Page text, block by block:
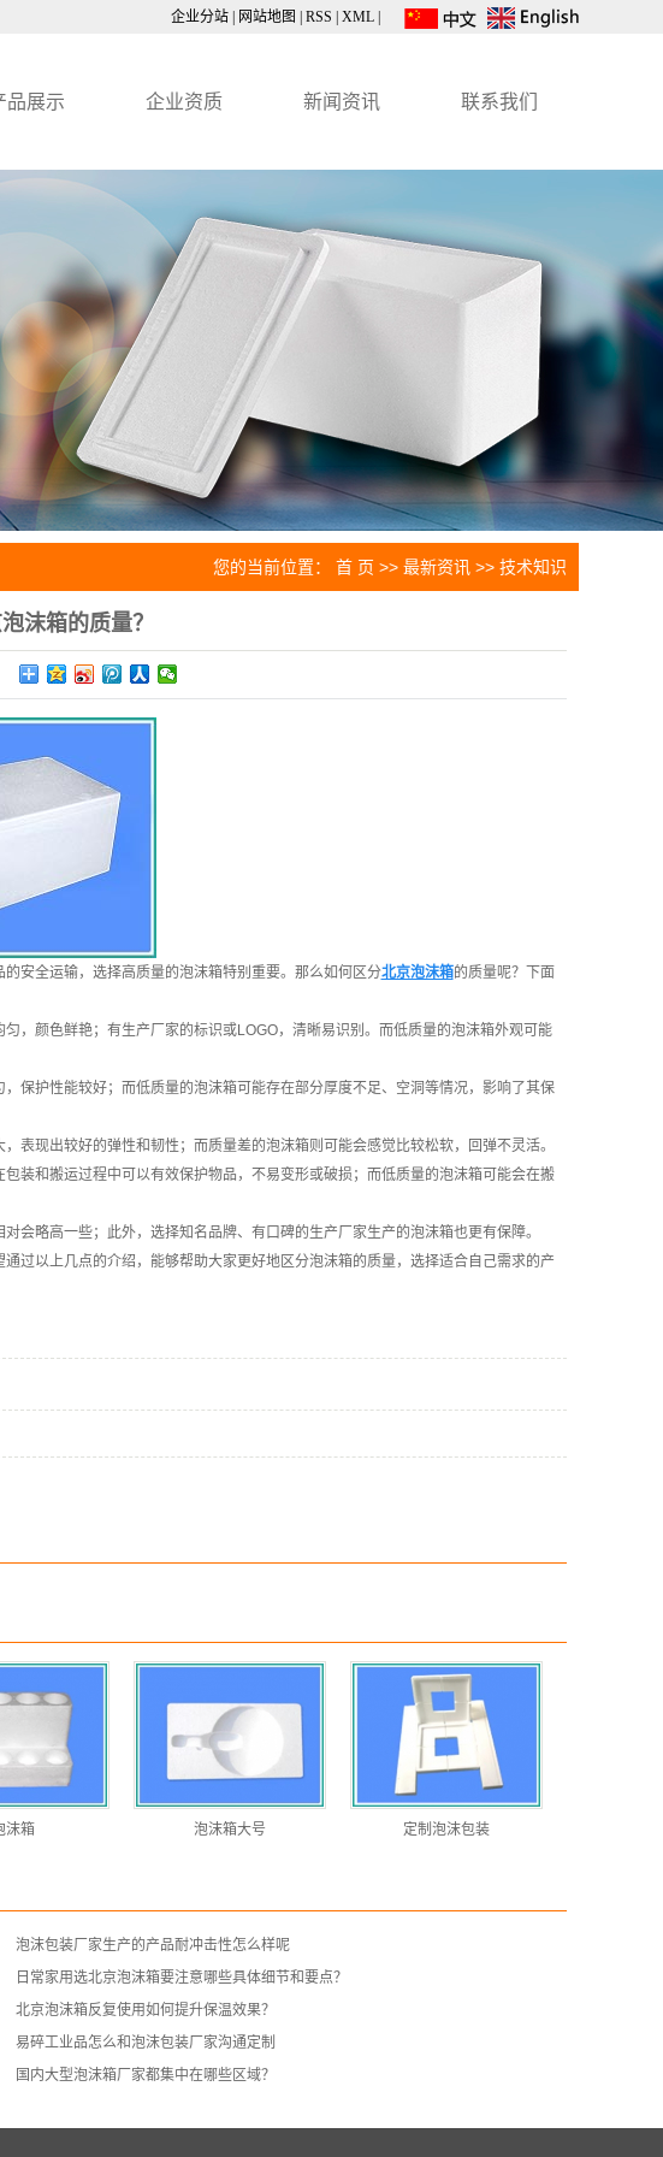
企业分站| 网站地图 RSS XML|
品展示
泡沫包装
泡沫箱
企业资质 新闻资讯
行业资讯
技术知识
联系我们
您的当前位置： 首 页 >> 最新资讯>> 技术知识
沫箱的质量？
安全运输，选择高质量的泡沫箱特别重要。那么如何区分北京泡沫箱的质量呢？下面
，颜色鲜艳；有生产厂家的标识或LOGO，清晰易识别。而低质量的泡沫箱外观可能
保护性能较好；而低质量的泡沫箱可能存在部分厚度不足、空洞等情况，影响了其保
表现出较好的弹性和韧性；而质量差的泡沫箱则可能会感觉比较松软，回弹不灵活。
装和搬运过程中可以有效保护物品，不易变形或破损；而低质量的泡沫箱可能会在搬
会略高一些；此外，选择知名品牌、有口碑的生产厂家生产的泡沫箱也更有保障。
过以上几点的介绍，能够帮助大家更好地区分泡沫箱的质量，选择适合自己需求的产
沫箱 泡沫箱大号 定制泡沫包装
泡沫包装厂家生产的产品耐冲击性怎么样呢
日常家用选北京泡沫箱要注意哪些具体细节和要点？
北京泡沫箱反复使用如何提升保温效果？
易碎工业品怎么和泡沫包装厂家沟通定制
国内大型泡沫箱厂家都集中在哪些区域？